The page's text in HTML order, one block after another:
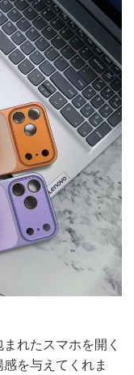
れたスマホを開く
を与えてくれま